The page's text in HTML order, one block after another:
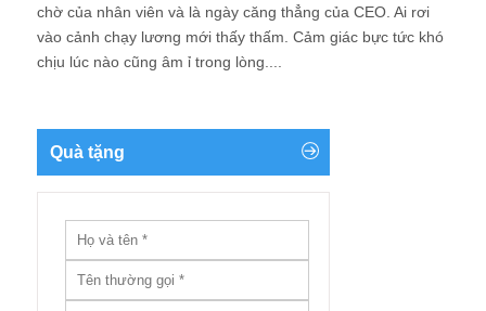
chờ của nhân viên và là ngày căng thẳng của CEO. Ai rơi
vào cảnh chạy lương mới thấy thấm. Cảm giác bực tức khó
chịu lúc nào cũng âm ỉ trong lòng....
Quà tặng